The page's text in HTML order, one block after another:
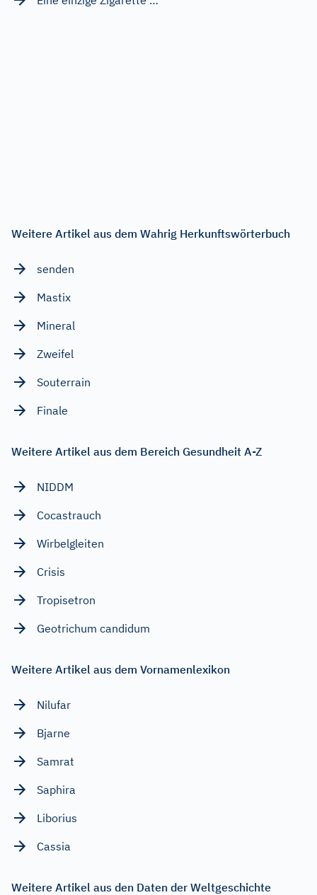
Weitere Artikel aus dem Wahrig Herkunftswörterbuch
senden
Mastix
Mineral
Zweifel
Souterrain
Finale
Weitere Artikel aus dem Bereich Gesundheit A-Z
NIDDM
Cocastrauch
Wirbelgleiten
Crisis
Tropisetron
Geotrichum candidum
Weitere Artikel aus dem Vornamenlexikon
Nilufar
Bjarne
Samrat
Saphira
Liborius
Cassia
Weitere Artikel aus den Daten der Weltgeschichte